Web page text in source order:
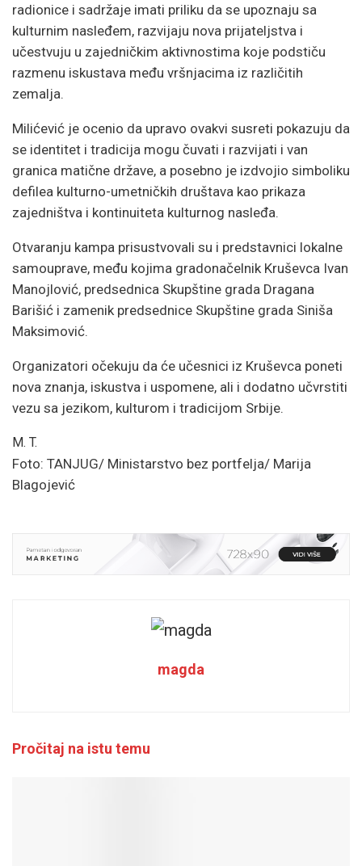
radionice i sadržaje imati priliku da se upoznaju sa
kulturnim nasleđem, razvijaju nova prijateljstva i
učestvuju u zajedničkim aktivnostima koje podstiču
razmenu iskustava među vršnjacima iz različitih
zemalja.
Milićević je ocenio da upravo ovakvi susreti pokazuju da
se identitet i tradicija mogu čuvati i razvijati i van
granica matične države, a posebno je izdvojio simboliku
defilea kulturno-umetničkih društava kao prikaza
zajedništva i kontinuiteta kulturnog nasleđa.
Otvaranju kampa prisustvovali su i predstavnici lokalne
samouprave, među kojima gradonačelnik Kruševca Ivan
Manojlović, predsednica Skupštine grada Dragana
Barišić i zamenik predsednice Skupštine grada Siniša
Maksimović.
Organizatori očekuju da će učesnici iz Kruševca poneti
nova znanja, iskustva i uspomene, ali i dodatno učvrstiti
vezu sa jezikom, kulturom i tradicijom Srbije.
M. T.
Foto: TANJUG/ Ministarstvo bez portfelja/ Marija
Blagojević
magda
Pročitaj na istu temu